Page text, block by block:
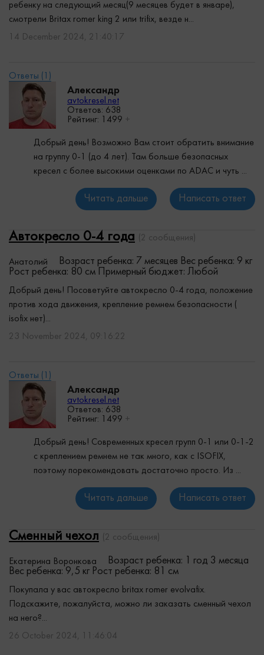
ребенку на следующий месяц(9 месяцев будет в январе),
смотрели Britax romer king 2 или trifix, везде н...
14 December 2024, 21:40:17
Александр
avtokresel.net
Ответов: 638
Рейтинг:
1499 +
Добрый день! Возможно Вам стоит обратить внимание
на группу 0-1 (до 4 лет). Там больше безопасных
кресел с более высокими оценками по ADAC и чуть ...
Читать дальше Написать ответ
Автокресло 0-4 года (2 сообщения)
Анатолий Возраст ребенка: 7 месяцев Вес ребенка: 9 кг
Рост ребенка: 80 см
Примерный бюджет: Любой
Добрый день! Посоветуйте автокресло 0-4 года, положение
против хода движения, крепление ремнем безопасности (
isofix нет)...
23 November 2024, 09:16:22
Александр
avtokresel.net
Ответов: 638
Рейтинг:
1499 +
Добрый день! Современных кресел групп 0-1 или 0-1-2
с креплением ремнем не так много, как с ISOFIX,
поэтому порекомендовать достаточно просто. Из ...
Читать дальше Написать ответ
Сменный чехол (2 сообщения)
Екатерина Воронкова
Возраст ребенка: 1 год 3 месяца
Вес ребенка: 9,5 кг Рост ребенка: 81 см
Покупала у вас автокресло britax romer evolvafix.
Подскажите, пожалуйста, можно ли заказать сменный чехол
на него?...
26 October 2024, 11:46:04